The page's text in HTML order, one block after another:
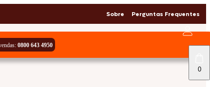
Bolsas Exclusivas
Sobre Perguntas Frequentes
0800 643 4950
0